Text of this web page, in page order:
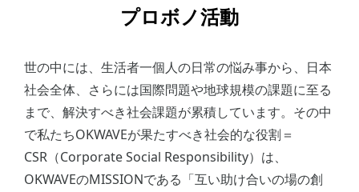
プロボノ活動
世の中には、生活者一個人の日常の悩み事から、日本
社会全体、さらには国際問題や地球規模の課題に至る
まで、解決すべき社会課題が累積しています。その中
で私たちOKWAVEが果たすべき社会的な役割＝
CSR（Corporate Social Responsibility）は、
OKWAVEのMISSIONである「互い助け合いの場の創